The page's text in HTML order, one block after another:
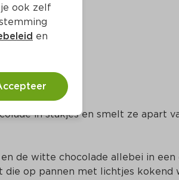
in stukjes en smelt ze apart
de witte chocolade allebei in een
op pannen met lichtjes kokend
ook zelf
en